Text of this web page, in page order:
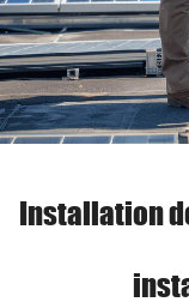
Installation